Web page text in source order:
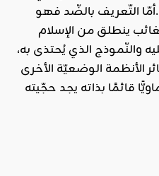
التّعريف بالضّد فهو
ينطلق من الإسلام
والنّموذج الذي يُحتذى به،
الأنظمة الوضعيّة الأخرى
قائمًا بذاته يجد حجّيته